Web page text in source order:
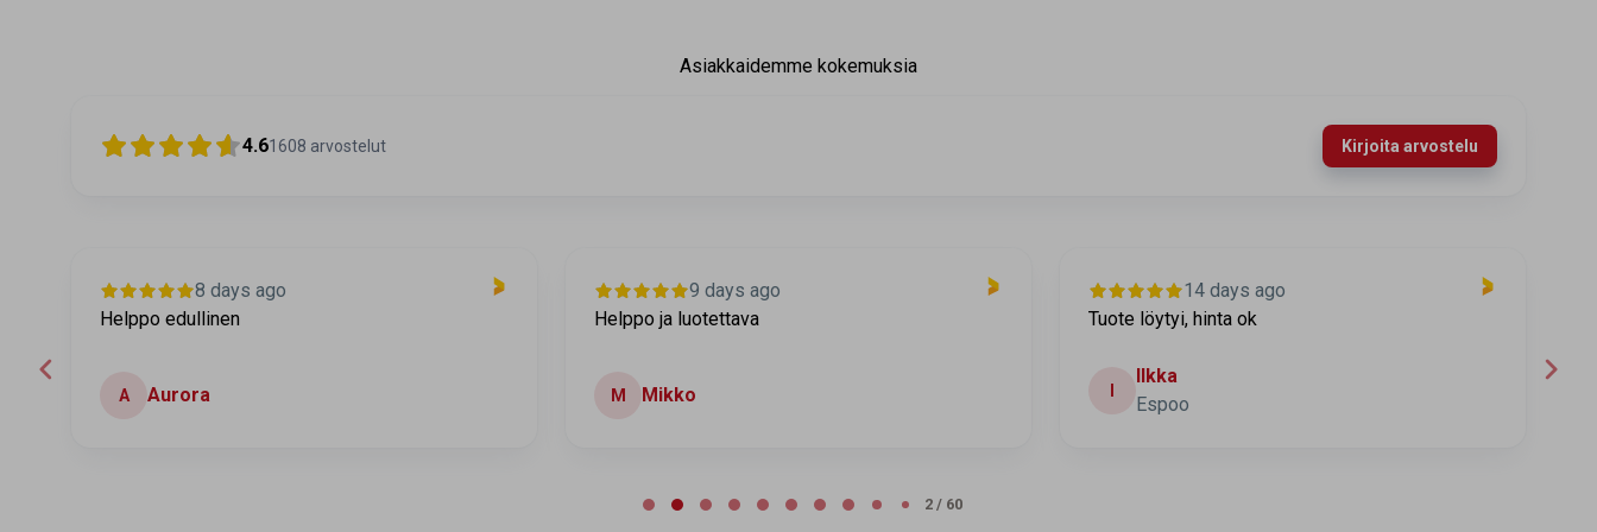
Asiakkaidemme kokemuksia
4.61608 arvostelut Kirjoita arvostelu
8 days ago
Helppo edullinen
A Aurora
9 days ago
Helppo ja luotettava
M Mikko
14 days ago
Tuote löytyi, hinta ok
Ilkka
Espoo
2 / 60